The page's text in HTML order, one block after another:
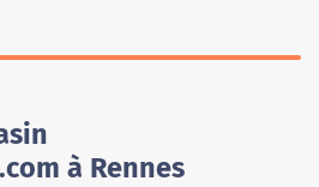
à Rennes